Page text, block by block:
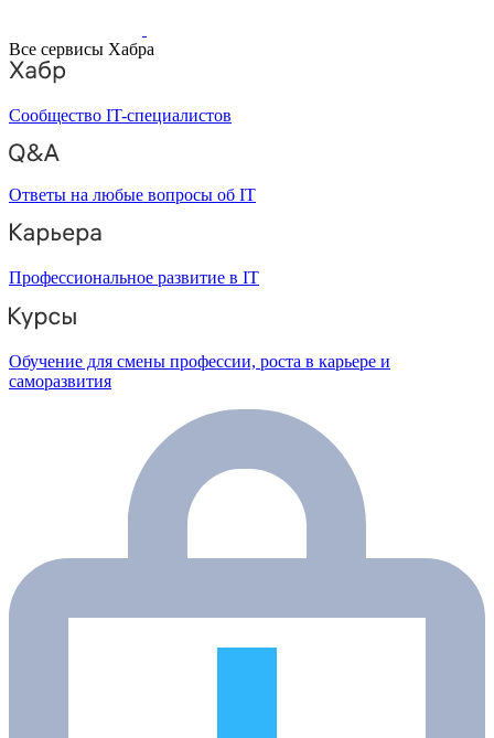
Все сервисы Хабра
Сообщество IT-специалистов
Ответы на любые вопросы об IT
Профессиональное развитие в IT
Обучение для смены профессии, роста в карьере и
саморазвития